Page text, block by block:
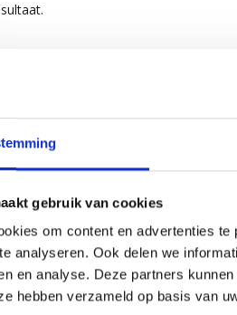
gebruik van cookies
om content en advertenties
analyseren. Ook delen we
en analyse. Deze partners
hebben verzameld op basis van
Cocamidopropyl Betaine, Sodium
Acid, Propylene Glycol, Panthenol,
Basilicum (Basil) Leaf Extract,
steeds de verpakking voor